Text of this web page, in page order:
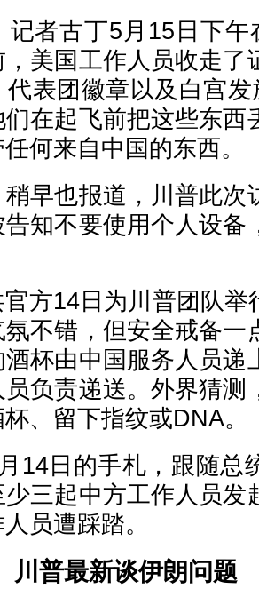
记者古丁5月15日下
美国工作人员收走了
表团徽章以及白宫发
在起飞前把这些东西
何来自中国的东西。
稍早也报道，川普此
告知不要使用个人设备
方14日为川普团队举
不错，但安全戒备一
杯由中国服务人员递
负责递送。外界猜测
、留下指纹或DNA。
14日的手札，跟随总
三起中方工作人员发
员遭踩踏。
川普最新谈伊朗问题